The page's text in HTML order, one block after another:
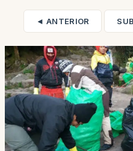
◄ ANTERIOR